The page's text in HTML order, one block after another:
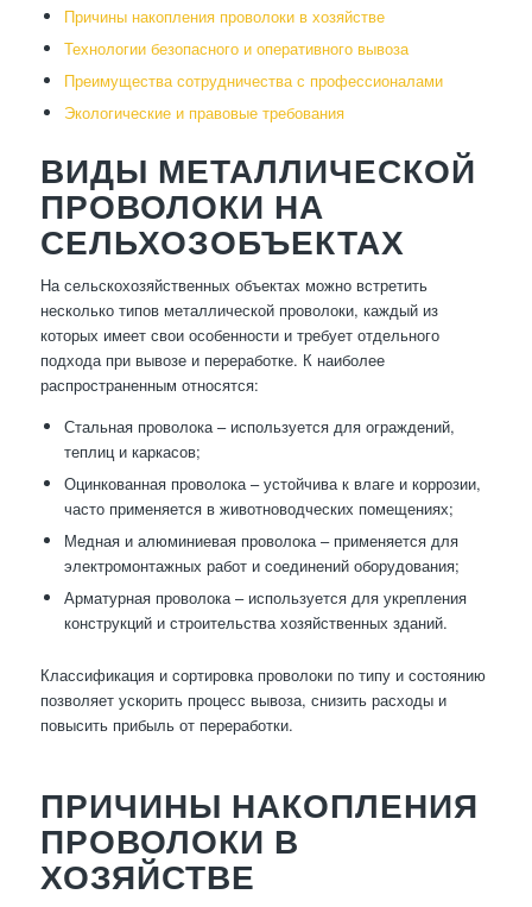
Причины накопления проволоки в хозяйстве
Технологии безопасного и оперативного вывоза
Преимущества сотрудничества с профессионалами
Экологические и правовые требования
ВИДЫ МЕТАЛЛИЧЕСКОЙ
ПРОВОЛОКИ НА
СЕЛЬХОЗОБЪЕКТАХ
На сельскохозяйственных объектах можно встретить
несколько типов металлической проволоки, каждый из
которых имеет свои особенности и требует отдельного
подхода при вывозе и переработке. К наиболее
распространенным относятся:
Стальная проволока – используется для ограждений,
теплиц и каркасов;
Оцинкованная проволока – устойчива к влаге и коррозии,
часто применяется в животноводческих помещениях;
Медная и алюминиевая проволока – применяется для
электромонтажных работ и соединений оборудования;
Арматурная проволока – используется для укрепления
конструкций и строительства хозяйственных зданий.
Классификация и сортировка проволоки по типу и состоянию
позволяет ускорить процесс вывоза, снизить расходы и
повысить прибыль от переработки.
ПРИЧИНЫ НАКОПЛЕНИЯ
ПРОВОЛОКИ В
ХОЗЯЙСТВЕ